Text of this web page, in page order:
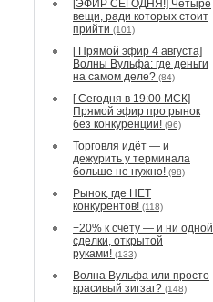
[ЭФИР СЕГОДНЯ!] Четыре
вещи, ради которых стоит
прийти (101)
[ Прямой эфир 4 августа]
Волны Вульфа: где деньги
на самом деле? (84)
[ Сегодня в 19:00 МСК]
Прямой эфир про рынок
без конкуренции! (96)
Торговля идёт — и
дежурить у терминала
больше не нужно! (98)
Рынок, где НЕТ
конкурентов! (118)
+20% к счёту — и ни одной
сделки, открытой
руками! (133)
Волна Вульфа или просто
красивый зигзаг? (148)